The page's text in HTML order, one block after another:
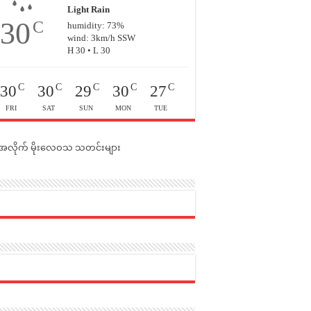
30C
Light Rain
humidity: 73%
wind: 3km/h SSW
H 30 • L 30
30 C
FRI
30 C
SAT
29 C
SUN
30 C
MON
27 C
TUE
လိုက် မိုးလေဝသ သတင်းများ